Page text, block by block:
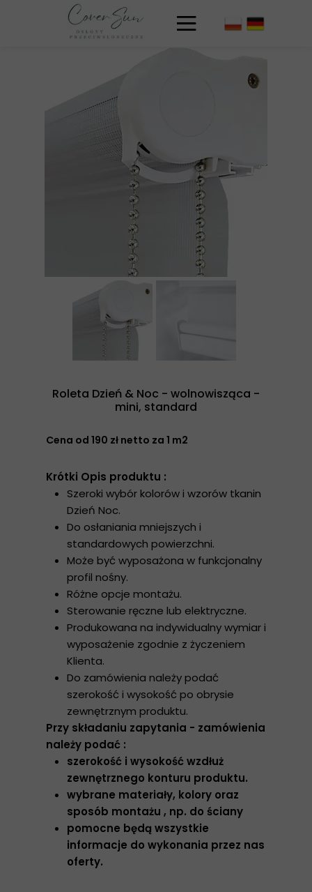
Roleta Dzień & Noc - wolnowisząca -
mini, standard
Cena od 190 zł netto za 1 m2
Krótki Opis produktu :
Szeroki wybór kolorów i wzorów tkanin
Dzień Noc.
Do osłaniania mniejszych i
standardowych powierzchni.
Może być wyposażona w funkcjonalny
profil nośny.
Różne opcje montażu.
Sterowanie ręczne lub elektryczne.
Produkowana na indywidualny wymiar i
wyposażenie zgodnie z życzeniem
Klienta.
Do zamówienia należy podać
szerokość i wysokość po obrysie
zewnętrznym produktu.
Przy składaniu zapytania - zamówienia
należy podać :
szerokość i wysokość wzdłuż
zewnętrznego konturu produktu.
wybrane materiały, kolory oraz
sposób montażu , np. do ściany
pomocne będą wszystkie
informacje do wykonania przez nas
oferty.